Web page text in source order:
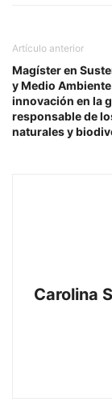
Artículo anterior
Magíster en
y Medio Ambiente
innovación en la
responsable de
naturales y
Carolina